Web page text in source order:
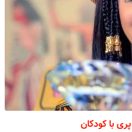
با کودکان